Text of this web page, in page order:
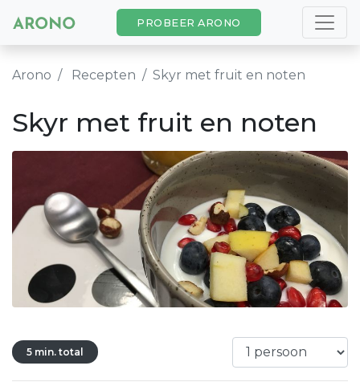
PROBEER ARONO
Arono Recepten Skyr met fruit en noten
Skyr met fruit en noten
5 min. total